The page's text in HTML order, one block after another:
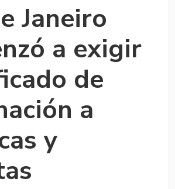
Janeiro
a exigir
de
a
y